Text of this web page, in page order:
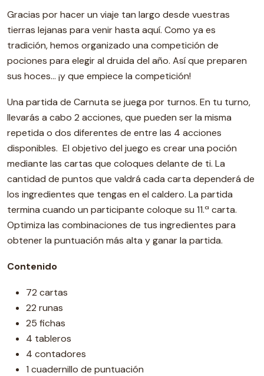
Gracias por hacer un viaje tan largo desde vuestras
tierras lejanas para venir hasta aquí. Como ya es
tradición, hemos organizado una competición de
pociones para elegir al druida del año. Así que preparen
sus hoces… ¡y que empiece la competición!
Una partida de Carnuta se juega por turnos. En tu turno,
llevarás a cabo 2 acciones, que pueden ser la misma
repetida o dos diferentes de entre las 4 acciones
disponibles. El objetivo del juego es crear una poción
mediante las cartas que coloques delante de ti. La
cantidad de puntos que valdrá cada carta dependerá de
los ingredientes que tengas en el caldero. La partida
termina cuando un participante coloque su 11.ª carta.
Optimiza las combinaciones de tus ingredientes para
obtener la puntuación más alta y ganar la partida.
Contenido
72 cartas
22 runas
25 fichas
4 tableros
4 contadores
1 cuadernillo de puntuación